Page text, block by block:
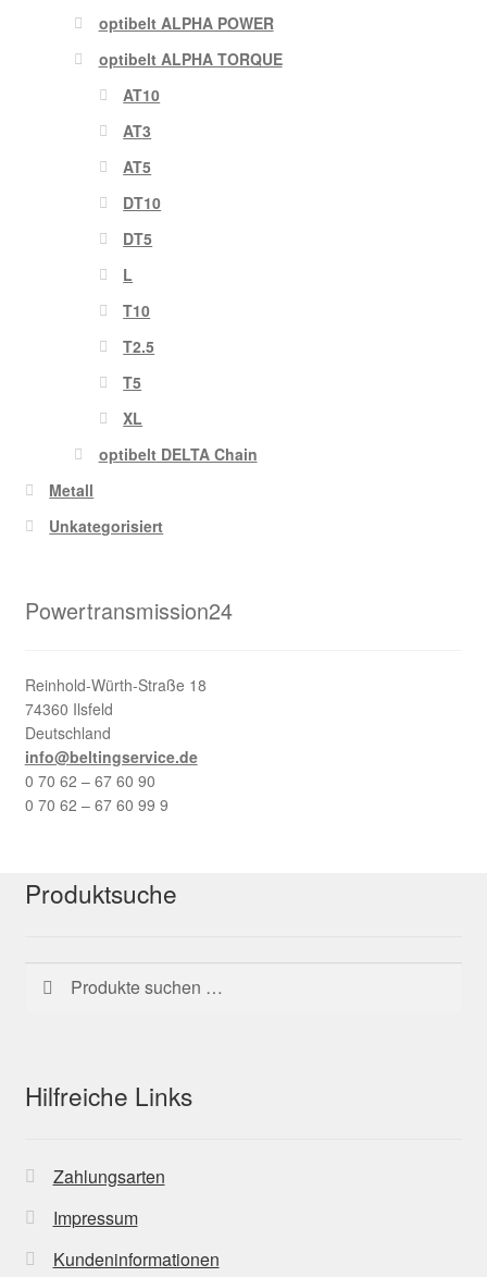
optibelt ALPHA POWER
optibelt ALPHA TORQUE
AT10
AT3
AT5
DT10
DT5
L
T10
T2.5
T5
XL
optibelt DELTA Chain
Metall
Unkategorisiert
Powertransmission24
Reinhold-Würth-Straße 18
74360 Ilsfeld
Deutschland
info@beltingservice.de
0 70 62 – 67 60 90
0 70 62 – 67 60 99 9
Produktsuche
Suchen
nach:
Suchen
Hilfreiche Links
Zahlungsarten
Impressum
Kundeninformationen